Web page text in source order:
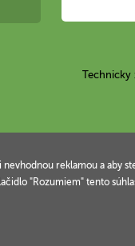
Technicky
reklamou a aby
"Rozumiem" tento